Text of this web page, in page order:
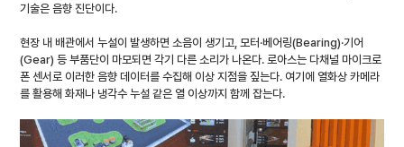
기술은 음향 진단이다.
현장 내 배관에서 누설이 발생하면 소음이 생기고, 모터·베어링(Bearing)·기어
(Gear) 등 부품단이 마모되면 각기 다른 소리가 나온다. 로아스는 다채널 마이크로
폰 센서로 이러한 음향 데이터를 수집해 이상 지점을 짚는다. 여기에 열화상 카메라
를 활용해 화재나 냉각수 누설 같은 열 이상까지 함께 잡는다.